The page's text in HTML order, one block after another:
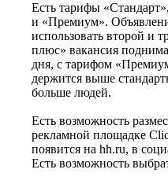
Есть тарифы
и «Премиум».
использовать второй и
плюс» вакансия
дня, с тарифом
держится выше
больше людей.
Есть возможность
рекламной площадке
появится на hh.ru, в
Есть возможность